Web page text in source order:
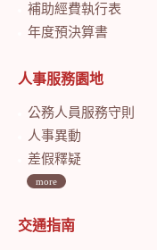
補助經費執行表
年度預決算書
人事服務園地
公務人員服務守則
人事異動
差假釋疑
more
交通指南